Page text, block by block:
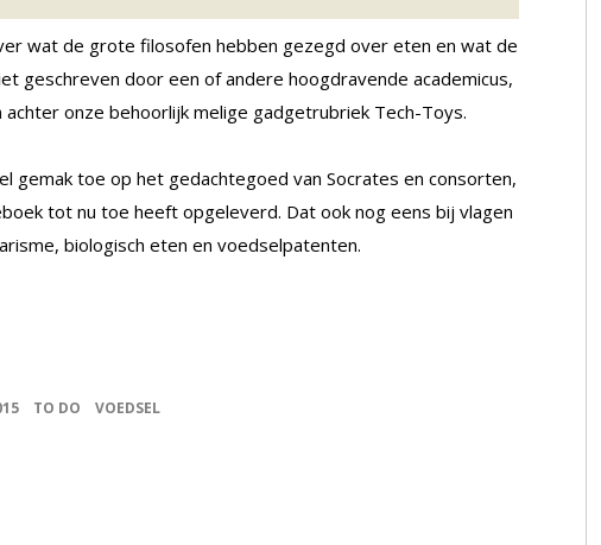
wat de grote filosofen hebben gezegd over eten en wat de
geschreven door een of andere hoogdravende academicus,
onze behoorlijk melige gadgetrubriek Tech-Toys.
toe op het gedachtegoed van Socrates en consorten,
tot nu toe heeft opgeleverd. Dat ook nog eens bij vlagen
biologisch eten en voedselpatenten.
TO DO VOEDSEL